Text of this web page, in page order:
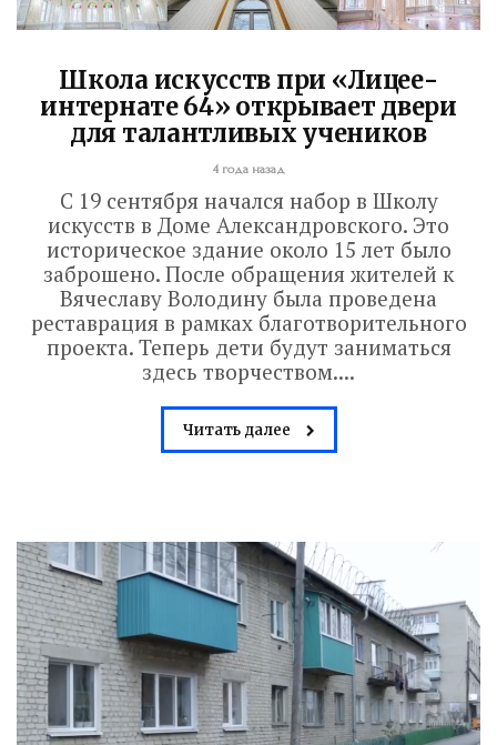
Школа искусств при «Лицее-
интернате 64» открывает двери
для талантливых учеников
4 года назад
С 19 сентября начался набор в Школу
искусств в Доме Александровского. Это
историческое здание около 15 лет было
заброшено. После обращения жителей к
Вячеславу Володину была проведена
реставрация в рамках благотворительного
проекта. Теперь дети будут заниматься
здесь творчеством....
Читать далее